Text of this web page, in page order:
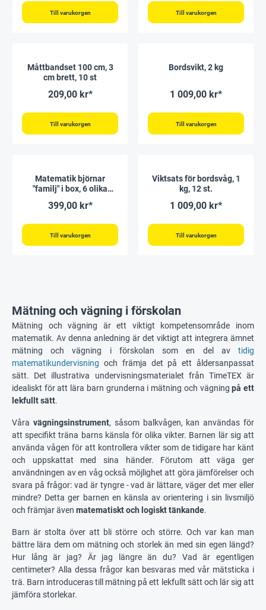
Till varukorgen Till varukorgen
Måttbandset 100 cm, 3
cm brett, 10 st
209,00 kr*
Till varukorgen
Bordsvikt, 2 kg
1 009,00 kr*
Till varukorgen
Matematik björnar
"familj" i box, 6 olika
399,00 kr*
Till varukorgen
Viktsats för bordsvåg, 1
kg, 12 st.
1 009,00 kr*
Till varukorgen
Mätning och vägning i förskolan
Mätning och vägning är ett viktigt kompetensområde inom
matematik. Av denna anledning är det viktigt att integrera ämnet
mätning och vägning i förskolan som en del av tidig
matematikundervisning och främja det på ett åldersanpassat
sätt. Det illustrativa undervisningsmaterialet från TimeTEX är
idealiskt för att lära barn grunderna i mätning och vägningpå ett
lekfullt sätt.
Våra vägningsinstrument, såsom balkvågen, kan användas för
att specifikt träna barns känsla för olika vikter. Barnen lär sig att
använda vågen för att kontrollera vikter som de tidigare har känt
och uppskattat med sina händer. Förutom att väga ger
användningen av en våg också möjlighet att göra jämförelser och
svara på frågor: vad är tyngre - vad är lättare, väger det mer eller
mindre? Detta ger barnen en känsla av orientering i sin livsmiljö
och främjar även matematiskt och logiskt tänkande.
Barn är stolta över att bli större och större. Och var kan man
bättre lära dem om mätning och storlek än med sin egen längd?
Hur lång är jag? Är jag längre än du? Vad är egentligen
centimeter? Alla dessa frågor kan besvaras med vår mätsticka i
trä. Barn introduceras till mätning på ett lekfullt sätt och lär sig att
jämföra storlekar.